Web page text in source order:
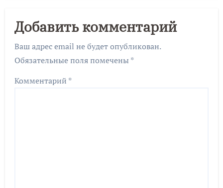
Добавить комментарий
Ваш адрес email не будет опубликован.
Обязательные поля помечены *
Комментарий *